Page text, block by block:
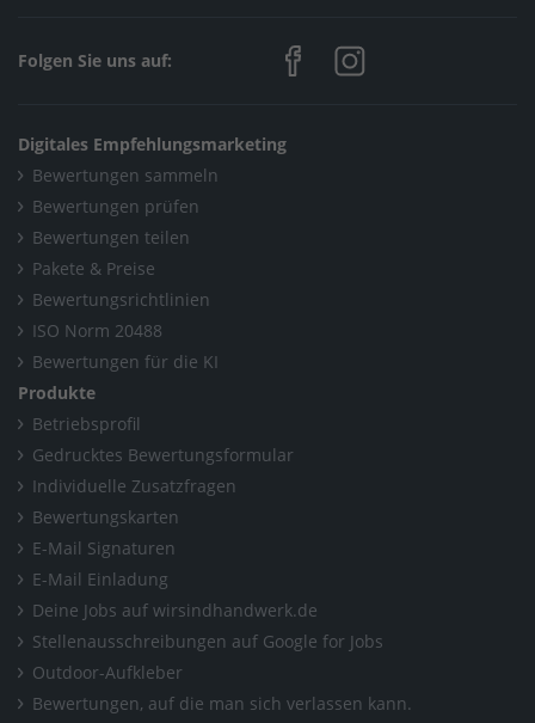
Folgen Sie uns auf:
Digitales Empfehlungsmarketing
Bewertungen sammeln
Bewertungen prüfen
Bewertungen teilen
Pakete & Preise
Bewertungsrichtlinien
ISO Norm 20488
Bewertungen für die KI
Produkte
Betriebsprofil
Gedrucktes Bewertungsformular
Individuelle Zusatzfragen
Bewertungskarten
E-Mail Signaturen
E-Mail Einladung
Deine Jobs auf wirsindhandwerk.de
Stellenausschreibungen auf Google for Jobs
Outdoor-Aufkleber
Bewertungen, auf die man sich verlassen kann.